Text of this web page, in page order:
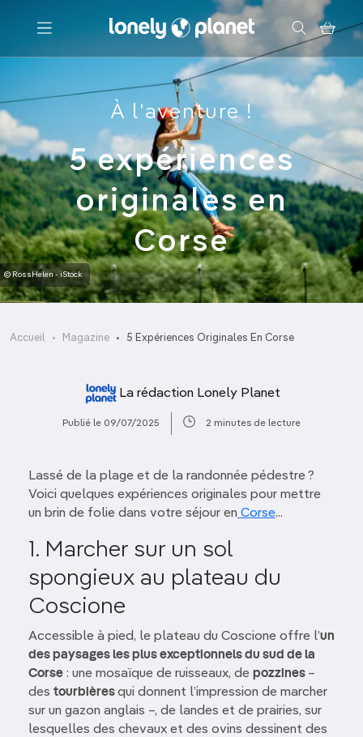
Menu
Votre recherche
À l'aventure !
5 expériences
originales en
Corse
© RossHelen - iStock
Accueil Magazine 5 Expériences Originales En Corse
La rédaction Lonely Planet
Publié le 09/07/2025 2 minutes de lecture
Lassé de la plage et de la randonnée pédestre ?
Voici quelques expériences originales pour mettre
un brin de folie dans votre séjour en Corse...
1. Marcher sur un sol
spongieux au plateau du
Coscione
Accessible à pied, le plateau du Coscione offre l’un
des paysages les plus exceptionnels du sud de la
Corse : une mosaïque de ruisseaux, de pozzines –
des tourbièresqui donnent l’impression de marcher
sur un gazon anglais –, de landes et de prairies, sur
lesquelles des chevaux et des ovins dessinent des